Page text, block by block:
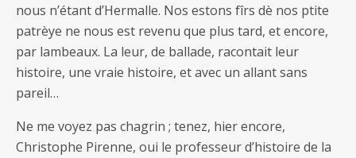
nous n’étant d’Hermalle. Nos estons fîrs dè nos ptite
patrèye ne nous est revenu que plus tard, et encore,
par lambeaux. La leur, de ballade, racontait leur
histoire, une vraie histoire, et avec un allant sans
pareil…
Ne me voyez pas chagrin ; tenez, hier encore,
Christophe Pirenne, oui le professeur d’histoire de la